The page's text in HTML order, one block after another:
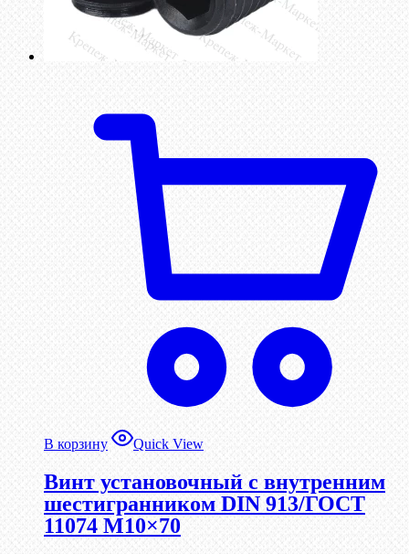
В корзину Quick View
Винт установочный с внутренним
шестигранником DIN 913/ГОСТ
11074 М10×70